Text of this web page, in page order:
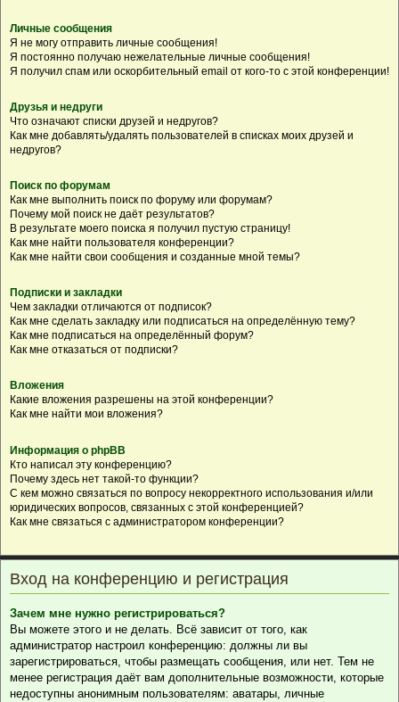
Личные сообщения
Я не могу отправить личные сообщения!
Я постоянно получаю нежелательные личные сообщения!
Я получил спам или оскорбительный email от кого-то с этой конференции!
Друзья и недруги
Что означают списки друзей и недругов?
Как мне добавлять/удалять пользователей в списках моих друзей и
недругов?
Поиск по форумам
Как мне выполнить поиск по форуму или форумам?
Почему мой поиск не даёт результатов?
В результате моего поиска я получил пустую страницу!
Как мне найти пользователя конференции?
Как мне найти свои сообщения и созданные мной темы?
Подписки и закладки
Чем закладки отличаются от подписок?
Как мне сделать закладку или подписаться на определённую тему?
Как мне подписаться на определённый форум?
Как мне отказаться от подписки?
Вложения
Какие вложения разрешены на этой конференции?
Как мне найти мои вложения?
Информация о phpBB
Кто написал эту конференцию?
Почему здесь нет такой-то функции?
С кем можно связаться по вопросу некорректного использования и/или
юридических вопросов, связанных с этой конференцией?
Как мне связаться с администратором конференции?
Вход на конференцию и регистрация
Зачем мне нужно регистрироваться?
Вы можете этого и не делать. Всё зависит от того, как
администратор настроил конференцию: должны ли вы
зарегистрироваться, чтобы размещать сообщения, или нет. Тем не
менее регистрация даёт вам дополнительные возможности, которые
недоступны анонимным пользователям: аватары, личные